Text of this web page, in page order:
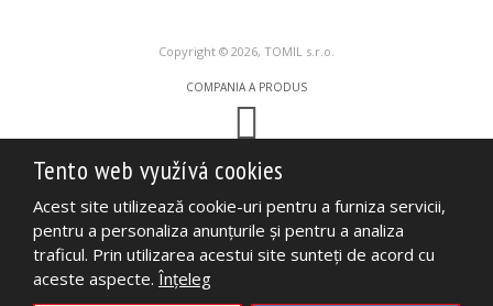
Copyright © 2026, TOMIL s.r.o.
COMPANIA A PRODUS
Tento web je chráněn pomocí Google ReCAPTCHA a platí pro něj
ochrany osobních údajů
HARTA SITE-ULUI
TERMENI DE UTILIZARE
POLITICA DE CONFIDENȚIALITATE
AFACERI
Tento web využívá cookies
Acest site utilizează cookie-uri pentru a furniza servicii,
pentru a personaliza anunţurile şi pentru a analiza
traficul. Prin utilizarea acestui site sunteţi de acord cu
aceste aspecte. Înţeleg